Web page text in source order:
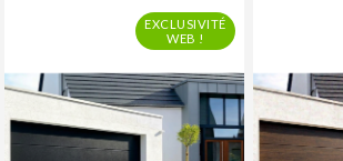
EXCLUSIVITÉ
WEB !